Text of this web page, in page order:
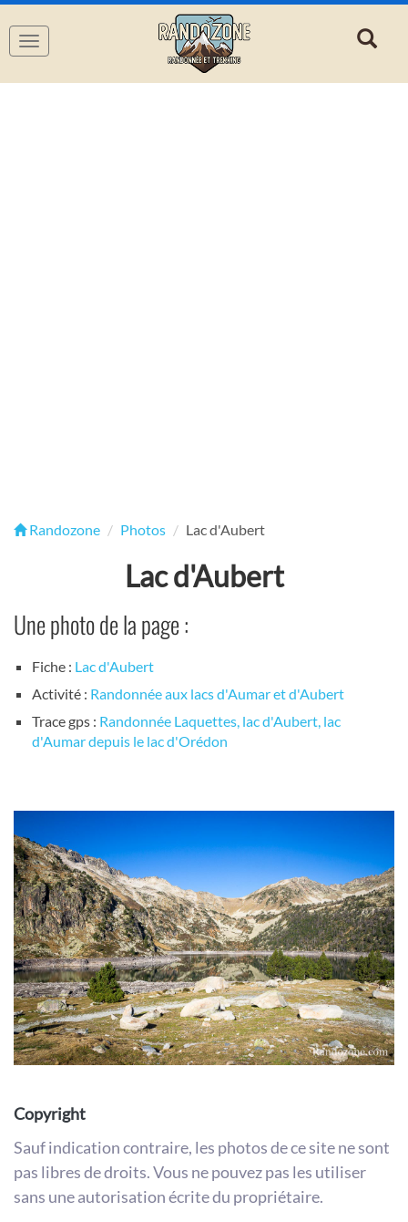
Navigation
Randozone Photos Lac d'Aubert
Lac d'Aubert
Une photo de la page :
Fiche : Lac d'Aubert
Activité : Randonnée aux lacs d'Aumar et d'Aubert
Trace gps : Randonnée Laquettes, lac d'Aubert, lac
d'Aumar depuis le lac d'Orédon
Copyright
Sauf indication contraire, les photos de ce site ne sont
pas libres de droits. Vous ne pouvez pas les utiliser
sans une autorisation écrite du propriétaire.